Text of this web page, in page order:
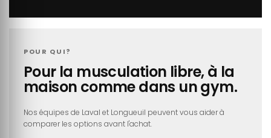
POUR QUI?
Pour la musculation libre, à la
maison comme dans un gym.
Nos équipes de Laval et Longueuil peuvent vous aider à
comparer les options avant l'achat.